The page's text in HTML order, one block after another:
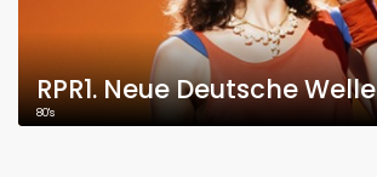
RPR1. Neue Deutsche Welle
80's